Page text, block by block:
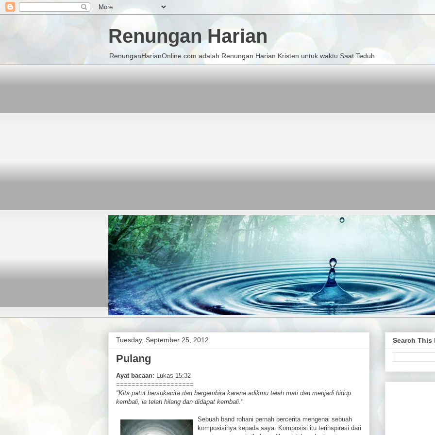
Renungan Harian
RenunganHarianOnline.com adalah Renungan Harian Kristen untuk waktu Saat Teduh
Tuesday, September 25, 2012
Pulang
Ayat bacaan: Lukas 15:32
====================
"Kita patut bersukacita dan bergembira karena adikmu telah mati dan menjadi hidup
kembali, ia telah hilang dan didapat kembali."
Sebuah band rohani pernah bercerita mengenai sebuah
komposisinya kepada saya. Komposisi itu terinspirasi dari
Search This